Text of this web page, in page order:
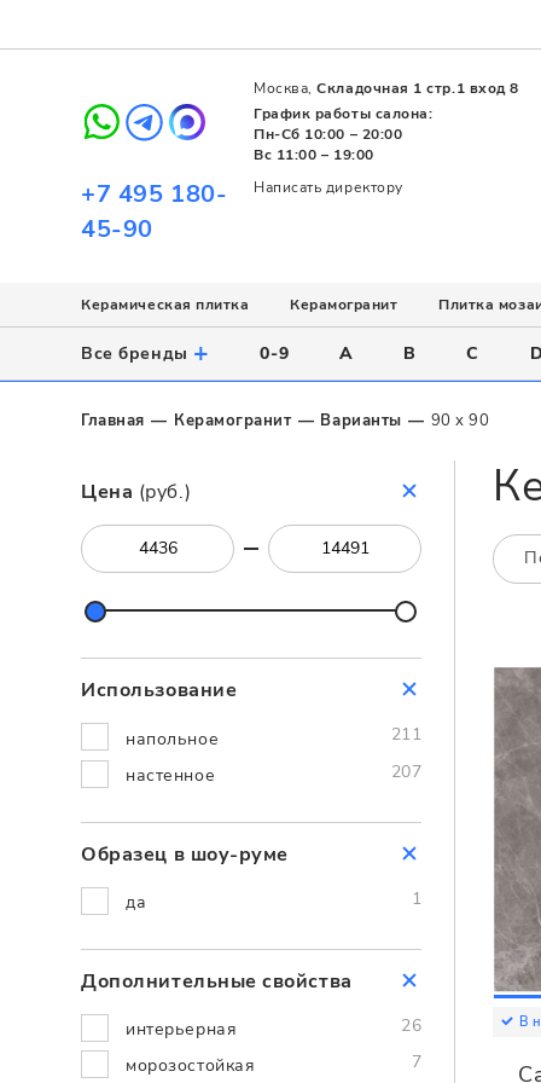
+7 495 180-
45-90
Написать директору
Москва,Складочная 1 стр.1 вход 8
График работы салона:
Пн-Сб 10:00 – 20:00
Вс 11:00 – 19:00
Керамическая плитка
Использование
Напольное
Настенное
Назначение
Для ванной
Для кухни
Все
Стиль
Современный
Пэчворк
Посмотреть всю керамическую плитку
Керамогранит
Назначение
Для ванной
Напольное
Поверхность
Матовая
Полированная
Плитка
Назначение
Для ванной
Для бассейна
Цвет
Белый
Серый
Посмотреть всю мозаику
Все бренды + 0-9 A B C D
Главная Керамогранит Варианты 90 x 90
Цена (руб.)
Использование
напольное
211
настенное
207
Образец в шоу-руме
да 1
Дополнительные cвойства
интерьерная
26
морозостойкая
7
В